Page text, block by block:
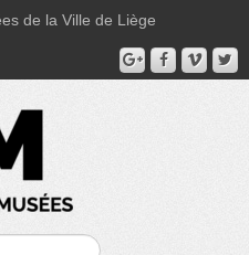
de la Ville de Liège